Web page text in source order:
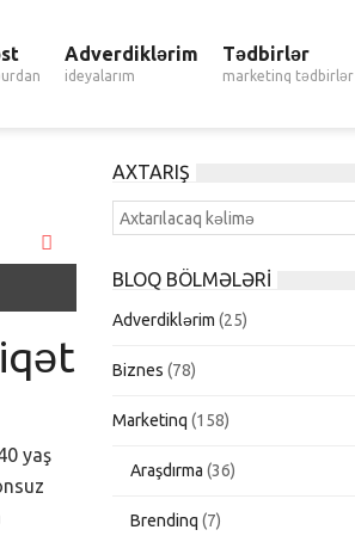
Adverdiklərim
ideyalarım
Tədbirlər
marketinq tədbirlər
yaş
AXTARIŞ
BLOQ BÖLMƏLƏRI
Adverdiklərim (25)
Biznes (78)
Marketinq (158)
Araşdırma (36)
Brendinq (7)